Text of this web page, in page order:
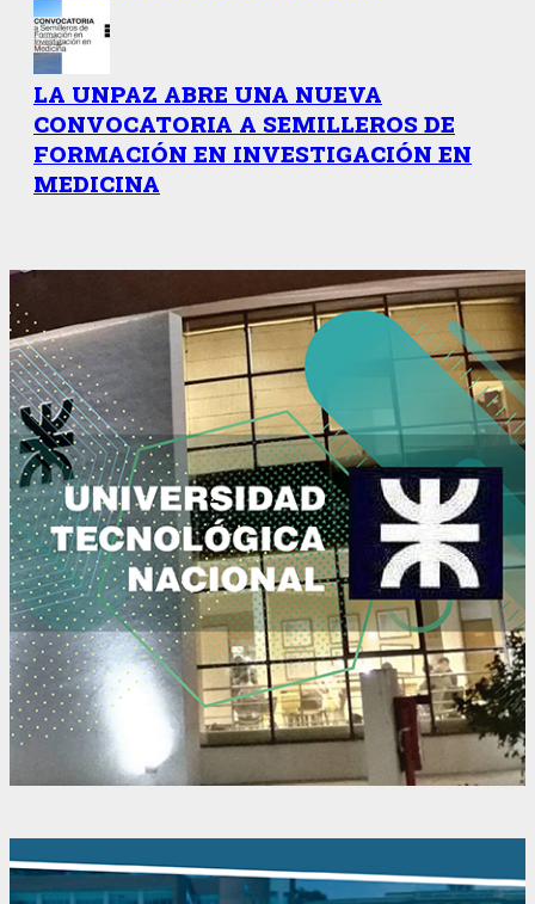
LA UNPAZ ABRE UNA NUEVA
CONVOCATORIA A SEMILLEROS DE
FORMACIÓN EN INVESTIGACIÓN EN
MEDICINA